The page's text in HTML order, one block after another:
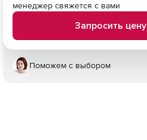
менеджер свяжется с вами
Запросить цену
Поможем с выбором